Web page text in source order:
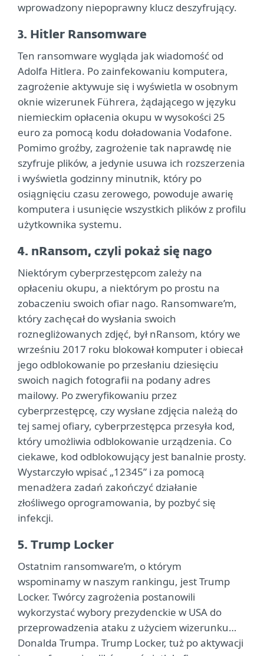
wprowadzony niepoprawny klucz deszyfrujący.
3. Hitler Ransomware
Ten ransomware wygląda jak wiadomość od
Adolfa Hitlera. Po zainfekowaniu komputera,
zagrożenie aktywuje się i wyświetla w osobnym
oknie wizerunek Führera, żądającego w języku
niemieckim opłacenia okupu w wysokości 25
euro za pomocą kodu doładowania Vodafone.
Pomimo groźby, zagrożenie tak naprawdę nie
szyfruje plików, a jedynie usuwa ich rozszerzenia
i wyświetla godzinny minutnik, który po
osiągnięciu czasu zerowego, powoduje awarię
komputera i usunięcie wszystkich plików z profilu
użytkownika systemu.
4. nRansom, czyli pokaż się nago
Niektórym cyberprzestępcom zależy na
opłaceniu okupu, a niektórym po prostu na
zobaczeniu swoich ofiar nago. Ransomware’m,
który zachęcał do wysłania swoich
roznegliżowanych zdjęć, był nRansom, który we
wrześniu 2017 roku blokował komputer i obiecał
jego odblokowanie po przesłaniu dziesięciu
swoich nagich fotografii na podany adres
mailowy. Po zweryfikowaniu przez
cyberprzestępcę, czy wysłane zdjęcia należą do
tej samej ofiary, cyberprzestępca przesyła kod,
który umożliwia odblokowanie urządzenia. Co
ciekawe, kod odblokowujący jest banalnie prosty.
Wystarczyło wpisać „12345” i za pomocą
menadżera zadań zakończyć działanie
złośliwego oprogramowania, by pozbyć się
infekcji.
5. Trump Locker
Ostatnim ransomware’m, o którym
wspominamy w naszym rankingu, jest Trump
Locker. Twórcy zagrożenia postanowili
wykorzystać wybory prezydenckie w USA do
przeprowadzenia ataku z użyciem wizerunku…
Donalda Trumpa. Trump Locker, tuż po aktywacji